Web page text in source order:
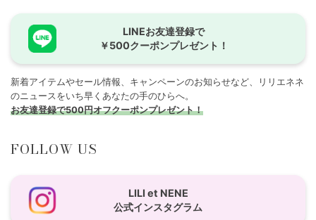
LINEお友達登録で
￥500クーポンプレゼント！
新着アイテムやセール情報、キャンペーンのお知らせなど、リリエネネ
のニュースをいち早くあなたの手のひらへ。
お友達登録で500円オフクーポンプレゼント！
FOLLOW US
LILI et NENE
公式インスタグラム